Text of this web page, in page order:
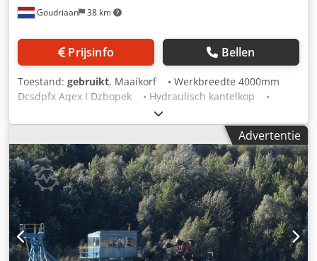
Goudriaan 38 km
Prijsinfo Bellen
Toestand: gebruikt, Maaikorf • Werkbreedte 4000mm
Dcsdpfx Aqex I Dzbopek • Hydraulisch kantelkop •
Herder aansluiting • Nette korf Staat: Gebruikt
Advertentie